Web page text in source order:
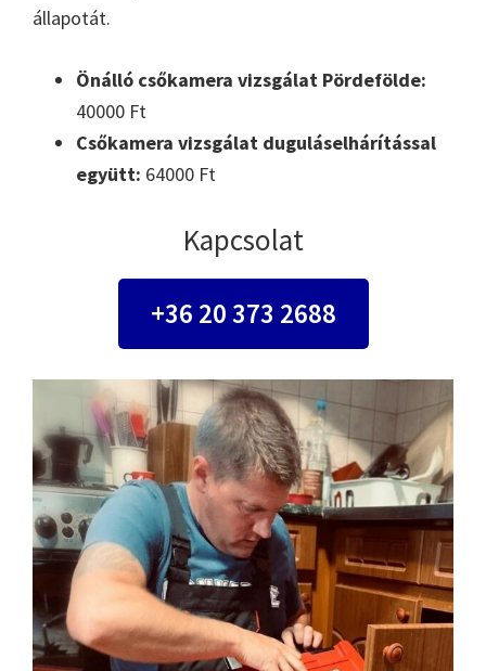
állapotát.
Önálló csőkamera vizsgálat Pördefölde:
40000 Ft
Csőkamera vizsgálat duguláselhárítással
együtt: 64000 Ft
Kapcsolat
+36 20 373 2688